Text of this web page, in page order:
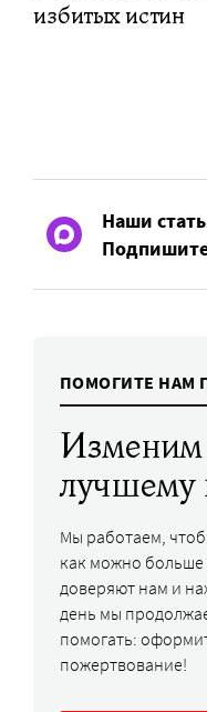
избитых истин
Наши
ПОМОГИТЕ НАМ
лучшему
Мы работаем,
как можно
доверяют нам и
день мы
помогать:
пожертвование!